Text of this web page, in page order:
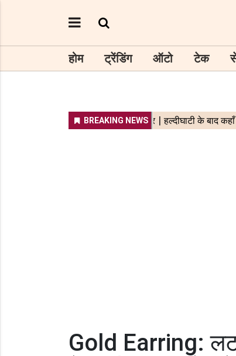
होम ट्रेंडिंग ऑटो टेक
Gold Earring: